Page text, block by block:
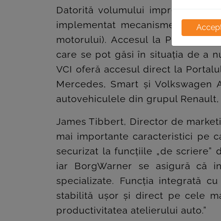
Datorită volumului
implementat mecanisme pentru
motorului). Accesul la Portalul
care se pot găsi în situația de a
VCI oferă accesul direct la
Mercedes, Smart și
autovehiculele din grupul
James Tibbert, Director de
mai importante caracteristici pe
securizat la funcțiile „de scriere”
iar BorgWarner se asigură că
specializate. Funcția integrată
stabilită ușor și direct pe cele
productivitatea atelierului auto.”